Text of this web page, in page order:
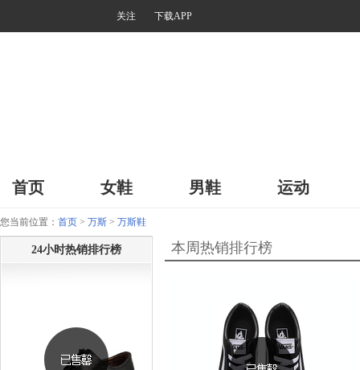
关注 下载APP
首页 女鞋 男鞋 运动
您当前位置： 首页 > 万斯 > 万斯鞋
24小时热销排行榜 本周热销排行榜